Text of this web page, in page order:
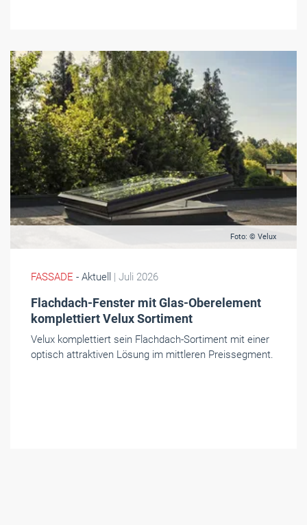
Foto: © Velux
FASSADE - Aktuell | Juli 2026
Flachdach-Fenster mit Glas-Oberelement
komplettiert Velux Sortiment
Velux komplettiert sein Flachdach-Sortiment mit einer
optisch attraktiven Lösung im mittleren Preissegment.